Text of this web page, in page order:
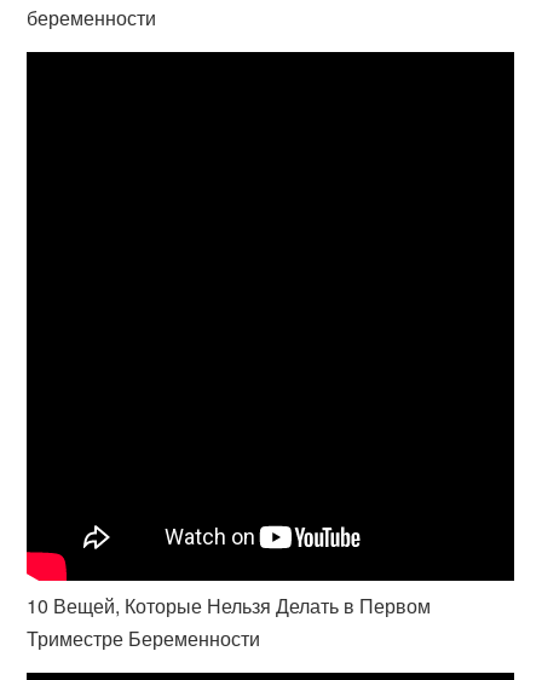
беременности
10 Вещей, Которые Нельзя Делать в Первом
Триместре Беременности